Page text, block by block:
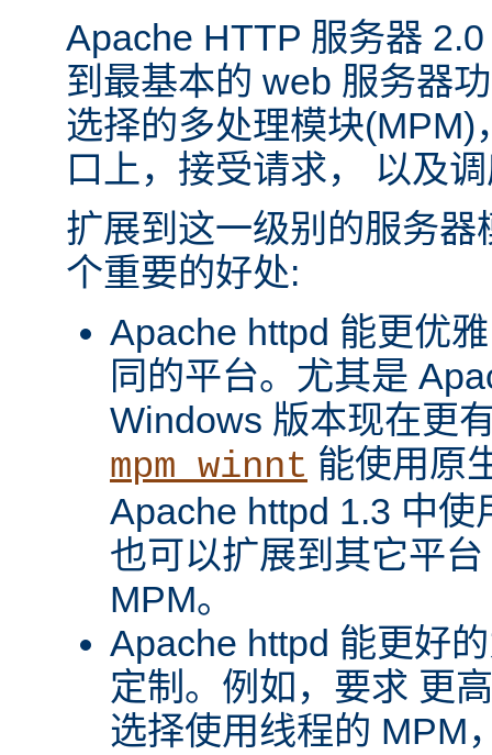
Apache HTTP 服务器
到最基本的 web 服务器
选择的多处理模块
口上，接受请求， 以及
扩展到这一级别的服务
个重要的好处:
Apache httpd 能更优
同的平台。尤其是
Windows 版本现在更
mpm_winnt 能使用原
Apache httpd 1.3 中使
也可以扩展到其它平
MPM。
Apache httpd 能更好
定制。例如，要求 更
选择使用线程的 MPM